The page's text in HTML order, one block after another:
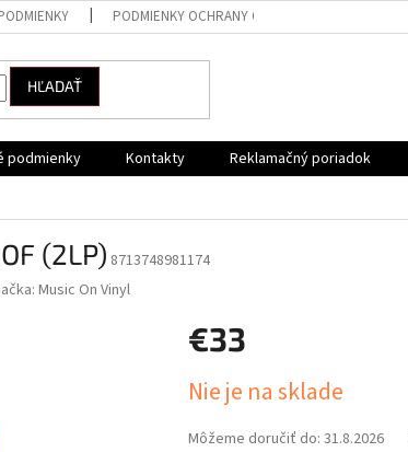
PODMIENKY OCHRANY OSOBNÝCH ÚDAJOV
HĽADAŤ
podmienky Kontakty Reklamačný poriadok
(2LP) 8713748981174
Music On Vinyl
€33
cena:
Nie je na sklade
Môžeme doručiť do: 31.8.2026